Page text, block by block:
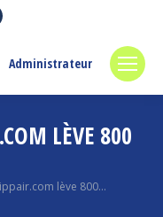
Administrateur
LÈVE 800
lève 800…